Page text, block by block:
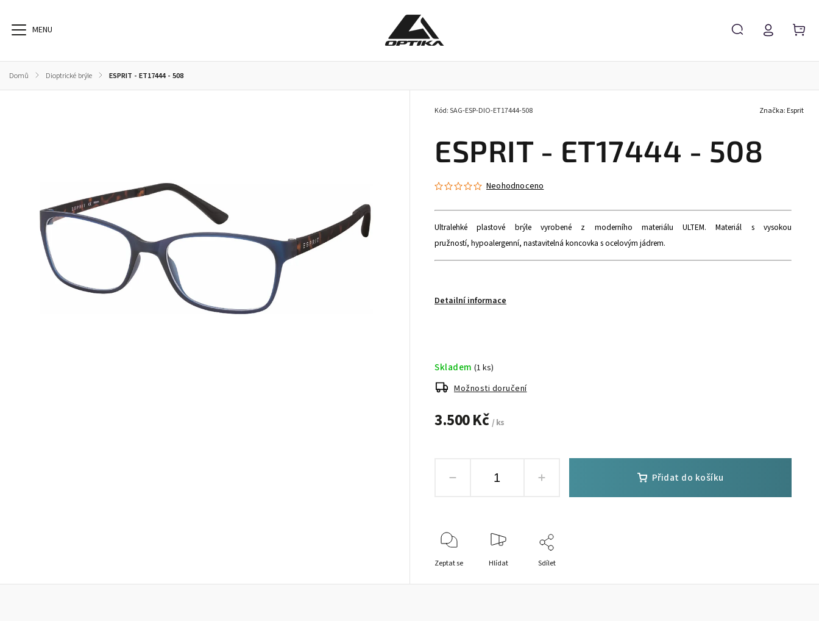
Domů / Dioptrické brýle / ESPRIT - ET17444 - 508
ESPRIT - ET17444 - 508
Kód:SAG-ESP-DIO-ET17444-508
Neohodnoceno
Ultralehké plastové brýle vyrobené z moderního materiálu ULTEM.Materiál s vysokou
pružností, hypoalergenní, nastavitelná koncovka s ocelovým jádrem.
Detailní informace
Značka: Esprit
3.500 Kč / ks
Skladem (1 ks)
Možnosti doručení
Přidat do košíku
Zeptat se Hlídat Sdílet